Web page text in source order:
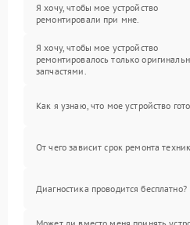
Я хочу, чтобы мое устройство
ремонтировали при мне.
Я хочу, чтобы мое устройство
ремонтировалось только
запчастями.
Как я узнаю, что мое устройство
От чего зависит срок ремонта
Диагностика проводится бесплатно?